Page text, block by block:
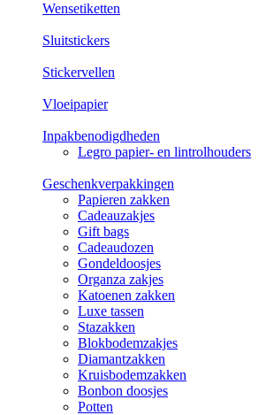
Wensetiketten
Sluitstickers
Stickervellen
Vloeipapier
Inpakbenodigdheden
Legro papier- en lintrolhouders
Geschenkverpakkingen
Papieren zakken
Cadeauzakjes
Gift bags
Cadeaudozen
Gondeldoosjes
Organza zakjes
Katoenen zakken
Luxe tassen
Stazakken
Blokbodemzakjes
Diamantzakken
Kruisbodemzakken
Bonbon doosjes
Potten